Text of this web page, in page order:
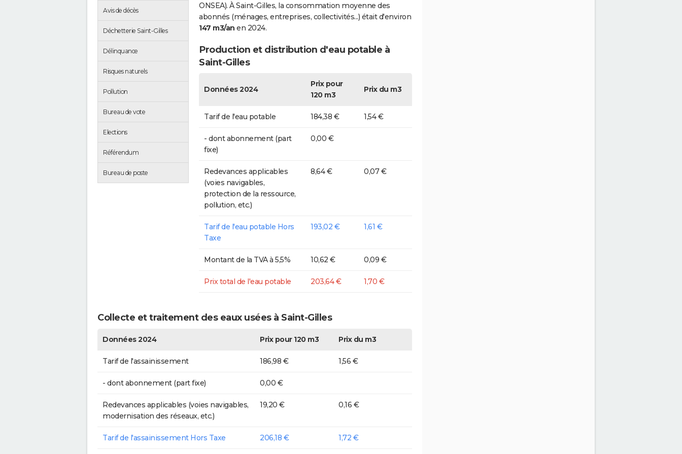
Avis de décès
Déchetterie Saint-Gilles
Délinquance
Risques naturels
Pollution
Bureau de vote
Elections
Référendum
Bureau de poste
ONSEA). À Saint-Gilles, la consommation moyenne des
abonnés (ménages, entreprises, collectivités...) était d'environ
147 m3/an en 2024.
Production et distribution d'eau potable à
Saint-Gilles
Données 2024
Prix pour
120 m3
Prix du m3
Tarif de l'eau potable 184,38 € 1,54 €
- dont abonnement (part
fixe)
0,00 €
Redevances applicables
(voies navigables,
protection de la ressource,
pollution, etc.)
8,64 € 0,07 €
Tarif de l'eau potable Hors
Taxe
193,02 € 1,61 €
Montant de la TVA à 5,5% 10,62 € 0,09 €
Prix total de l'eau potable 203,64 € 1,70 €
Collecte et traitement des eaux usées à Saint-Gilles
Données 2024 Prix pour 120 m3 Prix du m3
Tarif de l'assainissement 186,98 € 1,56 €
- dont abonnement (part fixe) 0,00 €
Redevances applicables (voies navigables,
modernisation des réseaux, etc.)
19,20 € 0,16 €
Tarif de l'assainissement Hors Taxe 206,18 € 1,72 €